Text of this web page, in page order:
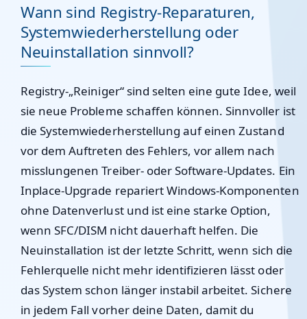
Wann sind Registry-Reparaturen,
Systemwiederherstellung oder
Neuinstallation sinnvoll?
Registry-„Reiniger“ sind selten eine gute Idee, weil
sie neue Probleme schaffen können. Sinnvoller ist
dieSystemwiederherstellung auf einen Zustand
vor dem Auftreten des Fehlers, vor allem nach
misslungenen Treiber- oder Software-Updates. Ein
Inplace-Upgrade repariert Windows-Komponenten
ohne Datenverlust und ist eine starke Option,
wenn SFC/DISM nicht dauerhaft helfen. Die
Neuinstallation ist der letzte Schritt, wenn sich die
Fehlerquelle nicht mehr identifizieren lässt oder
das System schon länger instabil arbeitet. Sichere
in jedem Fall vorher deine Daten, damit du